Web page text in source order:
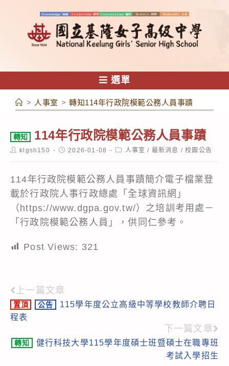
容
選單
> 人事室 > 轉知114年行政院模範公務人員事蹟
轉知 114年行政院模範公務人員事蹟
Postklgsh150
Post2026-01-08
Post人事室 / 最新消息 / 校園公告
114年行政院模範公務人員事蹟簡介電子檔業登
載於行政院人事行政總處「全球資訊網」
（https://www.dgpa.gov.tw/）之培訓考用處－
「行政院模範公務人員」，供同仁參考。
Post Views: 321
Read
more
上一篇文章
置頂 公告
115學年度公立高級中等學校教師介聘日
程表
下一篇文章
轉知
健行科技大學115學年度碩士班暨碩士在職專班
考試入學招生